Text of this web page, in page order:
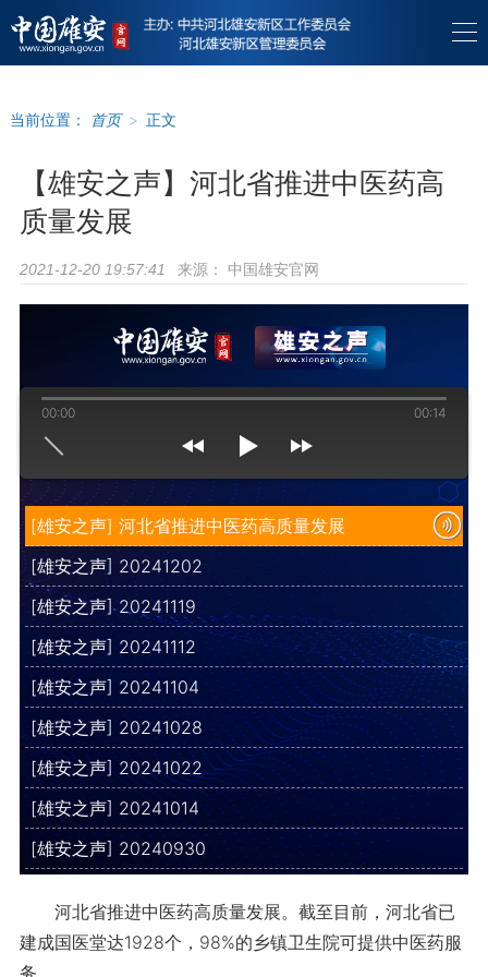
当前位置： 首页 > 正文
【雄安之声】河北省推进中医药高
质量发展
2021-12-20 19:57:41 来源： 中国雄安官网
[雄安之声] 河北省推进中医药高质量发展
[雄安之声] 20241202
[雄安之声] 20241119
[雄安之声] 20241112
[雄安之声] 20241104
[雄安之声] 20241028
[雄安之声] 20241022
[雄安之声] 20241014
[雄安之声] 20240930
00:00 00:14
河北省推进中医药高质量发展。截至目前，河北省已
建成国医堂达1928个，98%的乡镇卫生院可提供中医药服
务。